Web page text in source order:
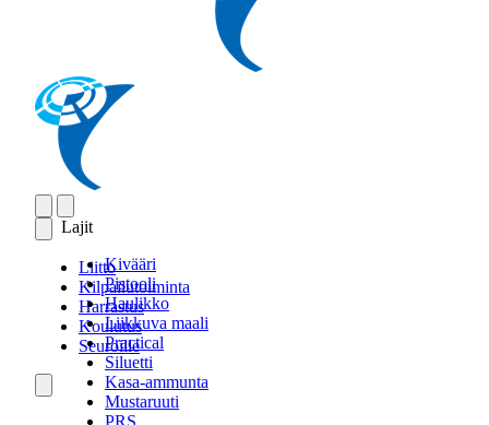
Lajit
Kivääri
Pistooli
Haulikko
Liikkuva maali
Practical
Siluetti
Kasa-ammunta
Mustaruuti
PRS
Liitto
Kilpailutoiminta
Harrastus
Koulutus
Seuroille